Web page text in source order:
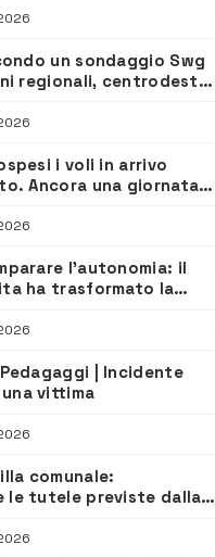
un sondaggio Swg
regionali, centrodestra
i voli in arrivo
Ancora una giornata
l’autonomia: il
ha trasformato la
| Incidente
vittima
comunale:
le tutele previste dalla